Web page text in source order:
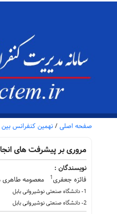
صفحه اصلی / نهمین کنفرانس بین
مروری بر پیشرفت های
نویسندگان :
فائزه جعفری1 معصومه طاهری
1- دانشگاه صنعتی نوشیروانی بابل
2- دانشگاه صنعتی نوشیروانی بابل